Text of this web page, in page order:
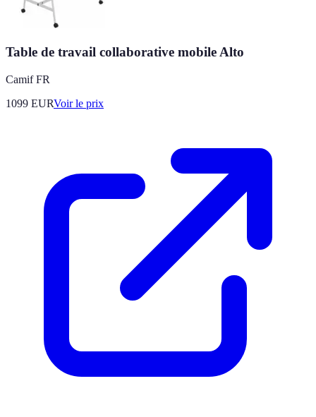
Table de travail collaborative mobile Alto
Camif FR
1099 EURVoir le prix